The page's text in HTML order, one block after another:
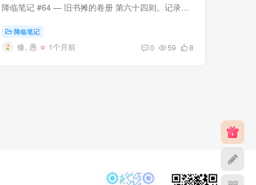
降临笔记 #64 — 旧书摊的卷册 第六十四则。记录时间：降临纪元第六年，雾月第八日，午时。记录者：苏芃，从第五门廊降临，独立档案员，拉古拉古边界地带南段十二号补给站常住人员。身边物品：...
降临笔记
修, 愚 1个月前 0 59 8